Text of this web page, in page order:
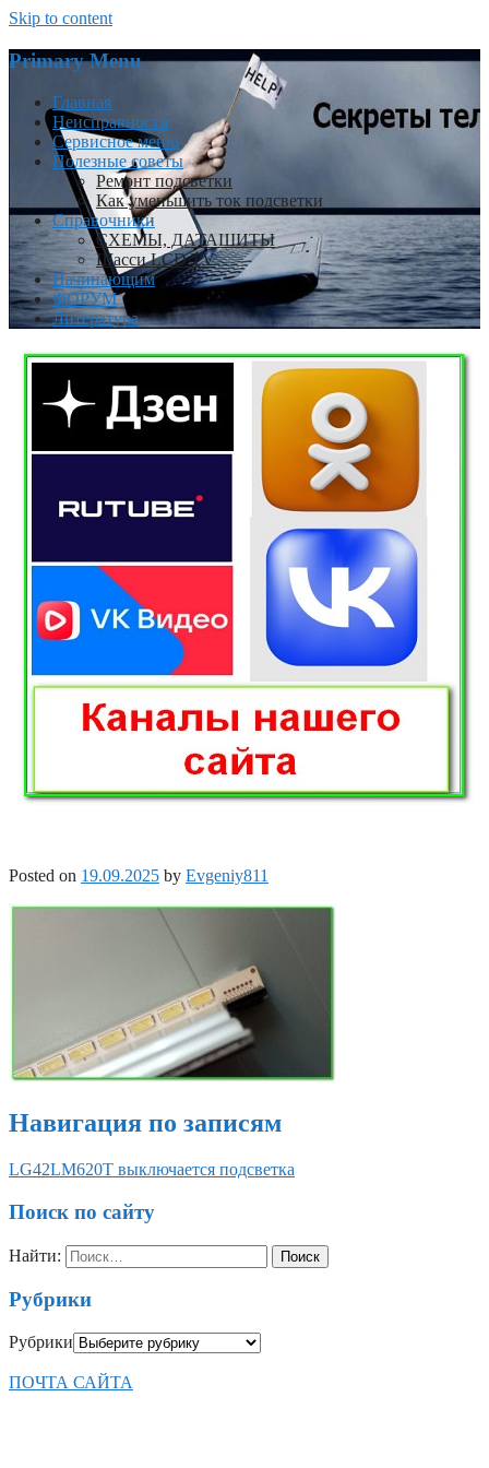
Skip to content
Primary Menu
Главная
Неисправности
Сервисное меню
Полезные советы
Ремонт подсветки
Как уменьшить ток подсветки
Справочники
СХЕМЫ, ДАТАШИТЫ
Шасси LCD TV
Начинающим
ФОРУМ
Литература
Posted on 19.09.2025 by Evgeniy811
Навигация по записям
LG42LM620T выключается подсветка
Поиск по сайту
Найти:
Рубрики
Рубрики
ПОЧТА САЙТА